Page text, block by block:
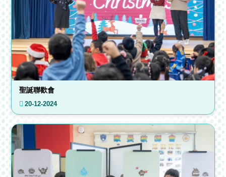
聖誕聯歡會
20-12-2024